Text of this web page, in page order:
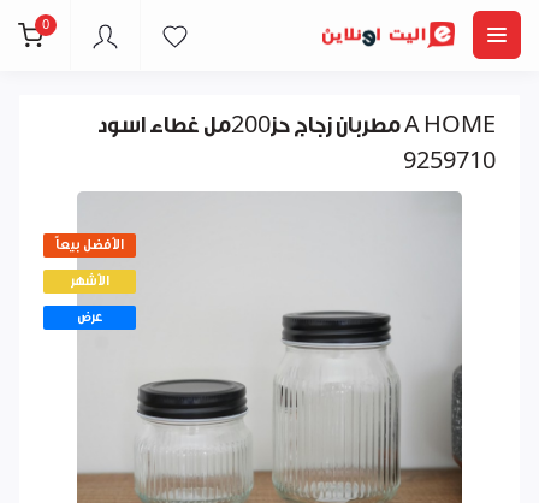
0
مطربان زجاج حز200مل غطاء اسود A HOME
9259710
الأفضل بيعاً
الأشهر
عرض